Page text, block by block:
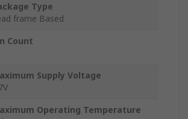
Type
frame Based
Count
Supply Voltage
Operating Temperature